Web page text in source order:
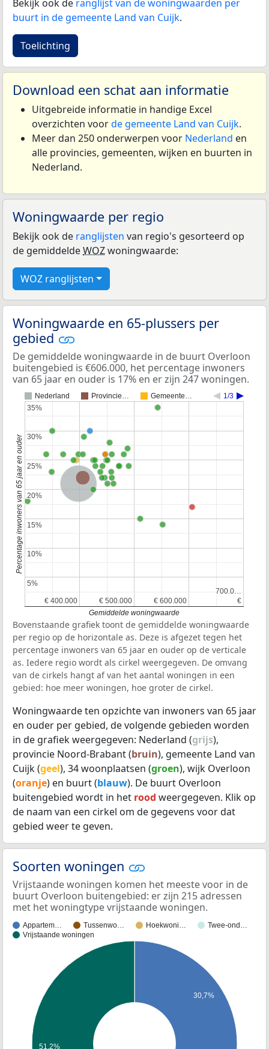
Bekijk ook de ranglijst van de woningwaarden per
buurt in de gemeente Land van Cuijk.
Toelichting
Download een schat aan informatie
Uitgebreide informatie in handige Excel
overzichten voorde gemeente Land van Cuijk.
Meer dan 250 onderwerpen voor Nederland en
alle provincies, gemeenten, wijken en buurten in
Nederland.
Woningwaarde per regio
Bekijk ook de ranglijsten van regio's gesorteerd op
de gemiddeldeWOZwoningwaarde:
WOZ ranglijsten
Woningwaarde en 65-plussers per
gebied
De gemiddelde woningwaarde in de buurt Overloon
buitengebied is €606.000, het percentage inwoners
van 65 jaar en ouder is 17% en er zijn 247 woningen.
Nederland Provincie… Gemeente… 1/3
Nederland
Provincie Noord-Brabant
€ 400.000
€ 400.000 € 500.000
€ 500.000 € 600.000
€ 600.000 €
€
700.0…
700.0…
5%
5%
10%
10%
15%
15%
20%
20%
25%
25%
30%
30%
35%
35%
Gemiddelde woningwaarde
Percentage inwoners van 65 jaar en ouder
Bovenstaande grafiek toont de gemiddelde woningwaarde
per regio op de horizontale as. Deze is afgezet tegen het
percentage inwoners van 65 jaar en ouder op de verticale
as. Iedere regio wordt als cirkel weergegeven. De omvang
van de cirkels hangt af van het aantal woningen in een
gebied: hoe meer woningen, hoe groter de cirkel.
Woningwaarde ten opzichte van inwoners van 65 jaar
en ouder per gebied, de volgende gebieden worden
in de grafiek weergegeven: Nederland (grijs),
provincie Noord-Brabant (bruin), gemeente Land van
Cuijk (geel), 34 woonplaatsen (groen), wijk Overloon
(oranje) en buurt (blauw). De buurt Overloon
buitengebied wordt in het rood weergegeven. Klik op
de naam van een cirkel om de gegevens voor dat
gebied weer te geven.
Soorten woningen
Vrijstaande woningen komen het meeste voor in de
buurt Overloon buitengebied: er zijn 215 adressen
met het woningtype vrijstaande woningen.
Appartem… Tussenwo… Hoekwoni…
Twee-ond…
Vrijstaande woningen
30,7%
51,2%